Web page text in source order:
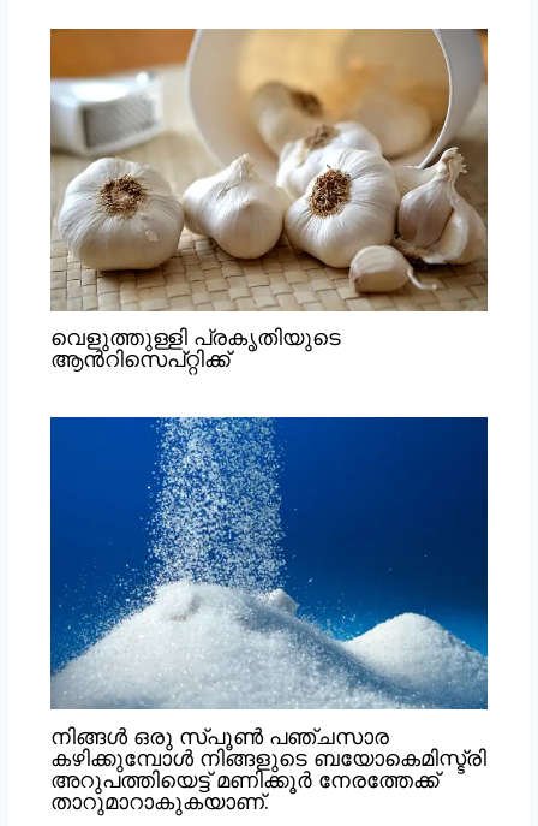
വെളുത്തുള്ളി പ്രകൃതിയുടെ
ആൻറിസെപ്റ്റിക്ക്
നിങ്ങൾ ഒരു സ്പൂൺ പഞ്ചസാര
കഴിക്കുമ്പോൾ നിങ്ങളുടെ ബയോകെമിസ്ട്രി
അറുപത്തിയെട്ട് മണിക്കൂർ നേരത്തേക്ക്
താറുമാറാകുകയാണ്.